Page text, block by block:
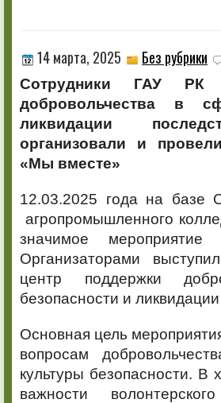
14 марта, 2025 Без рубрики
Сотрудники ГАУ РК
добровольчества в
ликвидации
организовали и
«Мы вместе»
12.03.2025 года на базе
агропромышленного
значимое
Организаторами
центр поддержки
безопасности и
Основная цель
вопросам
культуры безопасности. В
важности